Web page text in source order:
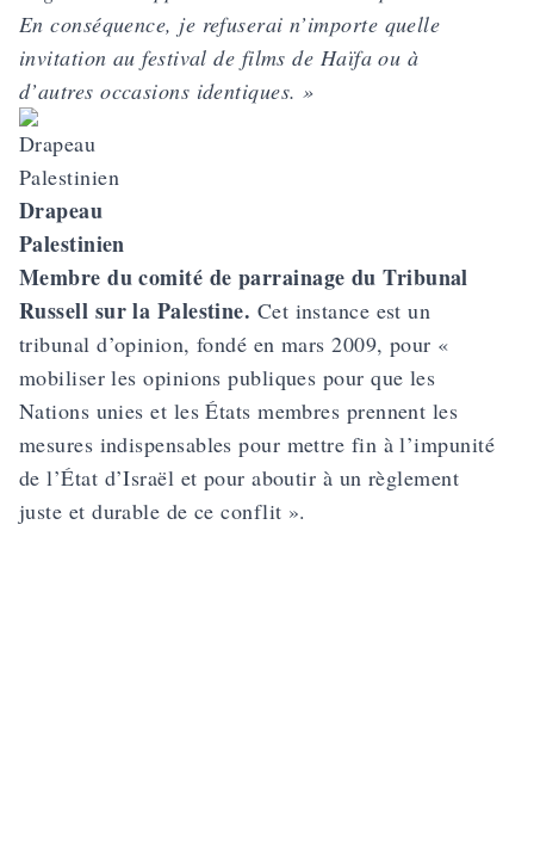
En conséquence, je refuserai n’importe quelle
invitation au festival de films de Haïfa ou à
d’autres occasions identiques. »
Drapeau
Palestinien
Membre du comité de parrainage du Tribunal
Russell sur la Palestine. Cet instance est un
tribunal d’opinion, fondé en mars 2009, pour «
mobiliser les opinions publiques pour que les
Nations unies et les États membres prennent les
mesures indispensables pour mettre fin à l’impunité
de l’État d’Israël et pour aboutir à un règlement
juste et durable de ce conflit ».